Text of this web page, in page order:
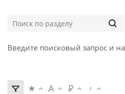
Введите поисковый запрос и